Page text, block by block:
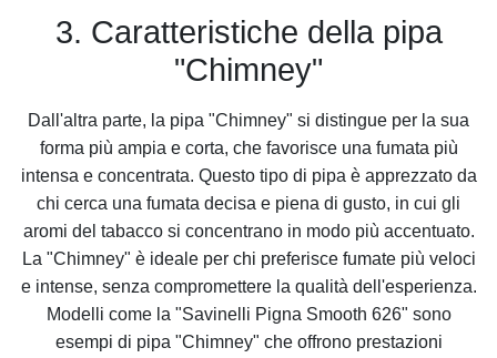
3. Caratteristiche della pipa
"Chimney"
Dall'altra parte, la pipa "Chimney" si distingue per la sua
forma più ampia e corta, che favorisce una fumata più
intensa e concentrata. Questo tipo di pipa è apprezzato da
chi cerca una fumata decisa e piena di gusto, in cui gli
aromi del tabacco si concentrano in modo più accentuato.
La "Chimney" è ideale per chi preferisce fumate più veloci
e intense, senza compromettere la qualità dell'esperienza.
Modelli come la "Savinelli Pigna Smooth 626" sono
esempi di pipa "Chimney" che offrono prestazioni